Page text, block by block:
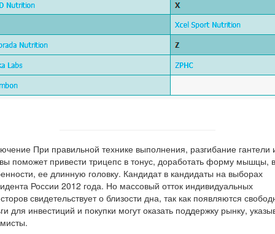
При правильной технике выполнения, разгибание гантели
поможет привести трицепс в тонус, доработать форму мышцы, в
ее длинную головку. Кандидат в кандидаты на выборах
России 2012 года. Но массовый отток индивидуальных
свидетельствует о близости дна, так как появляются
для инвестиций и покупки могут оказать поддержку рынку,